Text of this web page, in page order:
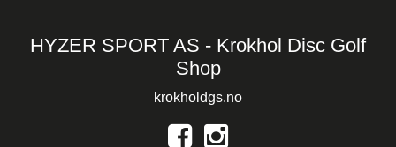
HYZER SPORT AS - Krokhol Disc Golf
Shop
krokholdgs.no